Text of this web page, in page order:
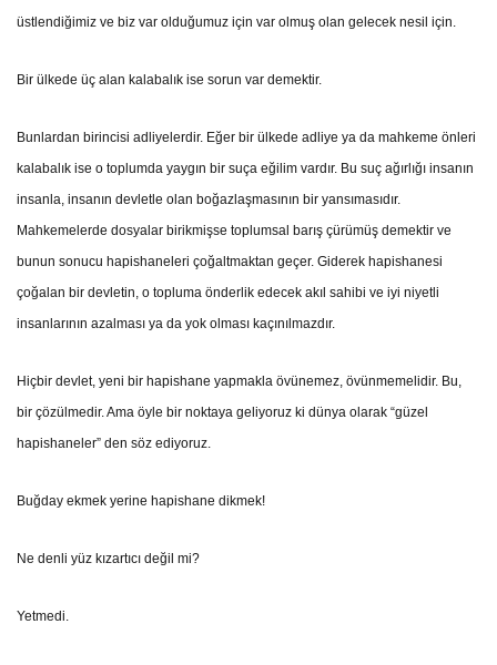
üstlendiğimiz ve biz var olduğumuz için var olmuş olan gelecek nesil için.
Bir ülkede üç alan kalabalık ise sorun var demektir.
Bunlardan birincisi adliyelerdir. Eğer bir ülkede adliye ya da mahkeme önleri
kalabalık ise o toplumda yaygın bir suça eğilim vardır. Bu suç ağırlığı insanın
insanla, insanın devletle olan boğazlaşmasının bir yansımasıdır.
Mahkemelerde dosyalar birikmişse toplumsal barış çürümüş demektir ve
bunun sonucu hapishaneleri çoğaltmaktan geçer. Giderek hapishanesi
çoğalan bir devletin, o topluma önderlik edecek akıl sahibi ve iyi niyetli
insanlarının azalması ya da yok olması kaçınılmazdır.
Hiçbir devlet, yeni bir hapishane yapmakla övünemez, övünmemelidir. Bu,
bir çözülmedir. Ama öyle bir noktaya geliyoruz ki dünya olarak “güzel
hapishaneler” den söz ediyoruz.
Buğday ekmek yerine hapishane dikmek!
Ne denli yüz kızartıcı değil mi?
Yetmedi.